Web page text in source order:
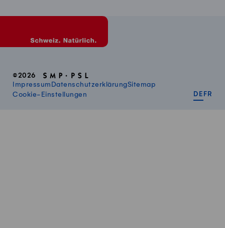
©2026
Impressum DatenschutzerklärungSitemap
Cookie-Einstellungen
DE FR